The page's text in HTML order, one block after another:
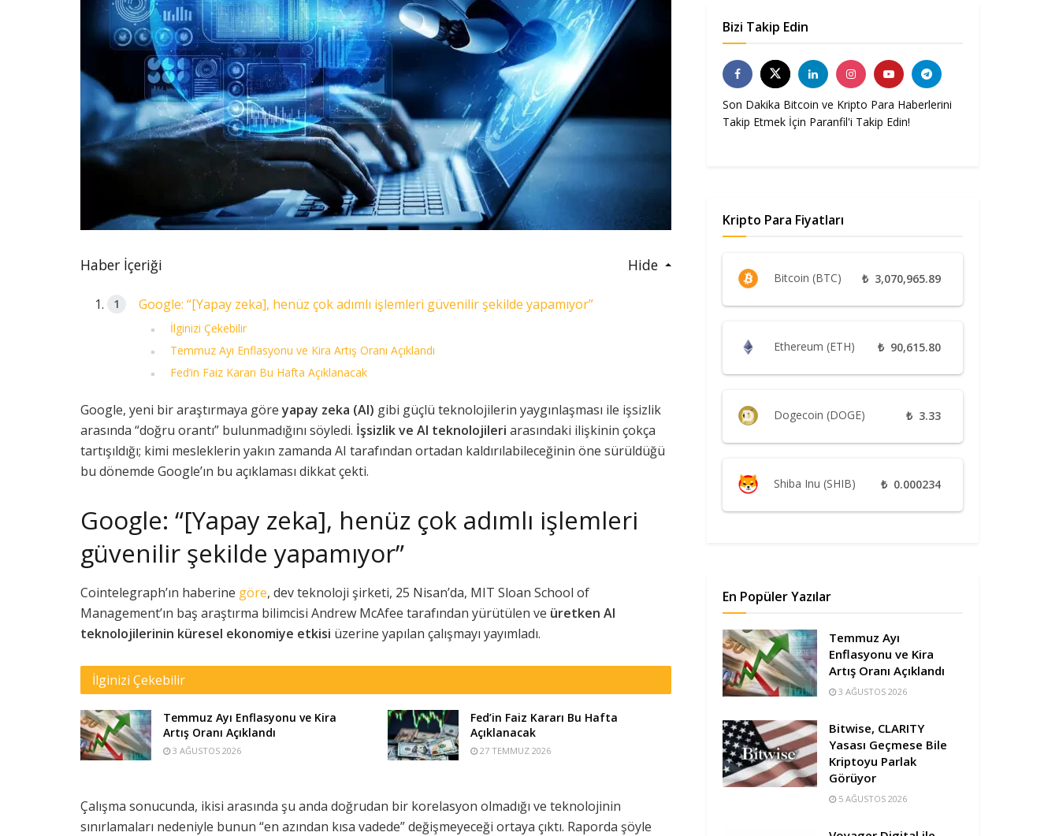
Haber İçeriği Hide
Google: “[Yapay zeka], henüz çok adımlı işlemleri güvenilir şekilde yapamıyor”
İlginizi Çekebilir
Temmuz Ayı Enflasyonu ve Kira Artış Oranı Açıklandı
Fed’in Faiz Kararı Bu Hafta Açıklanacak
Google, yeni bir araştırmaya göreyapay zeka (AI) gibi güçlü teknolojilerin yaygınlaşması ile işsizlik
arasında “doğru orantı” bulunmadığını söyledi. İşsizlik ve AI teknolojileri arasındaki ilişkinin çokça
tartışıldığı; kimi mesleklerin yakın zamanda AI tarafından ortadan kaldırılabileceğinin öne sürüldüğü
bu dönemde Google’ın bu açıklaması dikkat çekti.
Google: “[Yapay zeka], henüz çok adımlı işlemleri
güvenilir şekilde yapamıyor”
Cointelegraph’ın haberine göre, dev teknoloji şirketi, 25 Nisan’da, MIT Sloan School of
Management’ın baş araştırma bilimcisi Andrew McAfee tarafından yürütülen ve üretken AI
teknolojilerinin küresel ekonomiye etkisi üzerine yapılan çalışmayı yayımladı.
İlginizi Çekebilir
Temmuz Ayı Enflasyonu ve Kira
Artış Oranı Açıklandı
3 AĞUSTOS 2026
Fed’in Faiz Kararı Bu Hafta
Açıklanacak
27 TEMMUZ 2026
Çalışma sonucunda, ikisi arasında şu anda doğrudan bir korelasyon olmadığı ve teknolojinin
sınırlamaları nedeniyle bunun “en azından kısa vadede” değişmeyeceği ortaya çıktı. Raporda şöyle
Bizi Takip Edin
Son Dakika Bitcoin ve Kripto Para Haberlerini
Takip Etmek İçin Paranfil'i Takip Edin!
Kripto Para Fiyatları
Bitcoin (BTC) ₺ 3,070,965.89
Ethereum (ETH) ₺ 90,615.80
Dogecoin (DOGE) ₺ 3.33
Shiba Inu (SHIB) ₺ 0.000234
En Popüler Yazılar
Temmuz Ayı
Enflasyonu ve Kira
Artış Oranı Açıklandı
3 AĞUSTOS 2026
Bitwise, CLARITY
Yasası Geçmese Bile
Kriptoyu Parlak
Görüyor
5 AĞUSTOS 2026